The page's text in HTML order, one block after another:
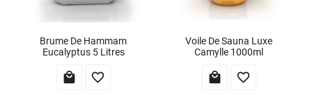
Brume De Hammam
Eucalyptus 5 Litres
 
Voile De Sauna Luxe
Camylle 1000ml
 